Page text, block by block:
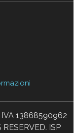
13868590962
ISP